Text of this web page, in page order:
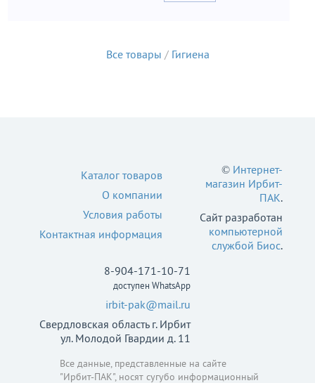
Все товары / Гигиена
Каталог товаров
О компании
Условия работы
Контактная информация
8-904-171-10-71
доступен WhatsApp
irbit-pak@mail.ru
Свердловская область г. Ирбит
ул. Молодой Гвардии д. 11
© Интернет-
магазин Ирбит-
ПАК.
Сайт разработан
компьютерной
службой Биос.
Все данные, представленные на сайте
"Ирбит-ПАК", носят сугубо информационный